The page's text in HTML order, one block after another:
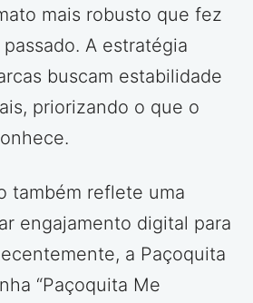
mais robusto que fez
A estratégia
buscam estabilidade
priorizando o que o
também reflete uma
engajamento digital para
a Paçoquita
“Paçoquita Me